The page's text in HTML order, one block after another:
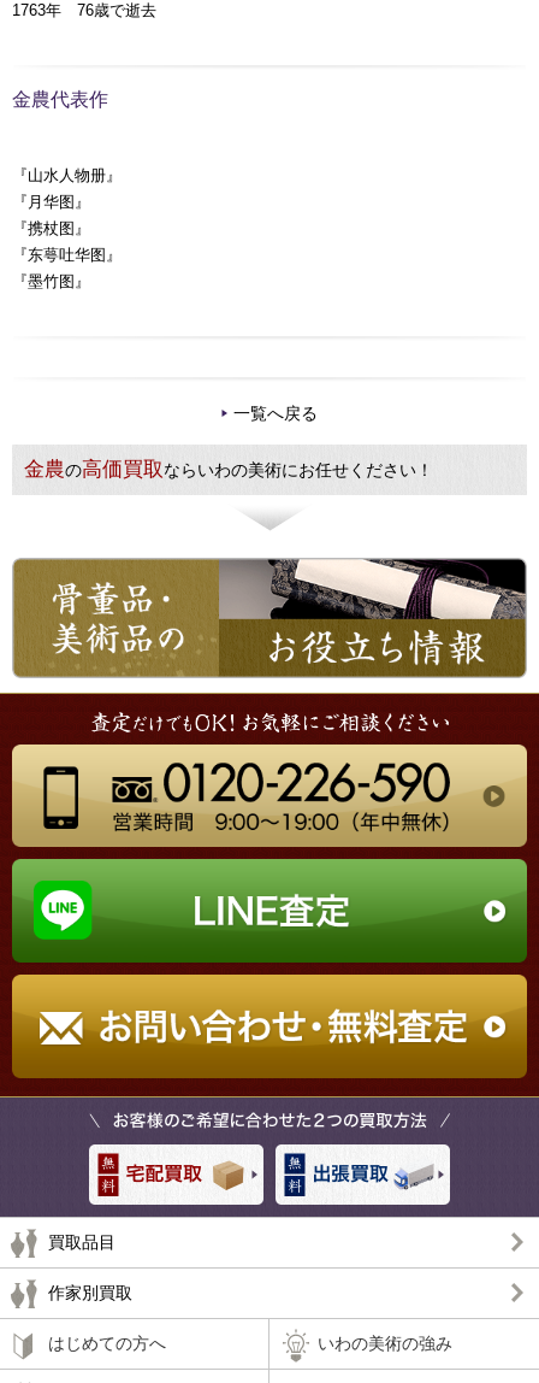
1763年 76歳で逝去
金農代表作
『山水人物册』
『月华图』
『携杖图』
『东萼吐华图』
『墨竹图』
一覧へ戻る
金農の高価買取ならいわの美術にお任せください！
買取品目
作家別買取
はじめての方へ いわの美術の強み